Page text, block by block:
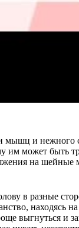
и
может быть
на
в разные
находясь на
и